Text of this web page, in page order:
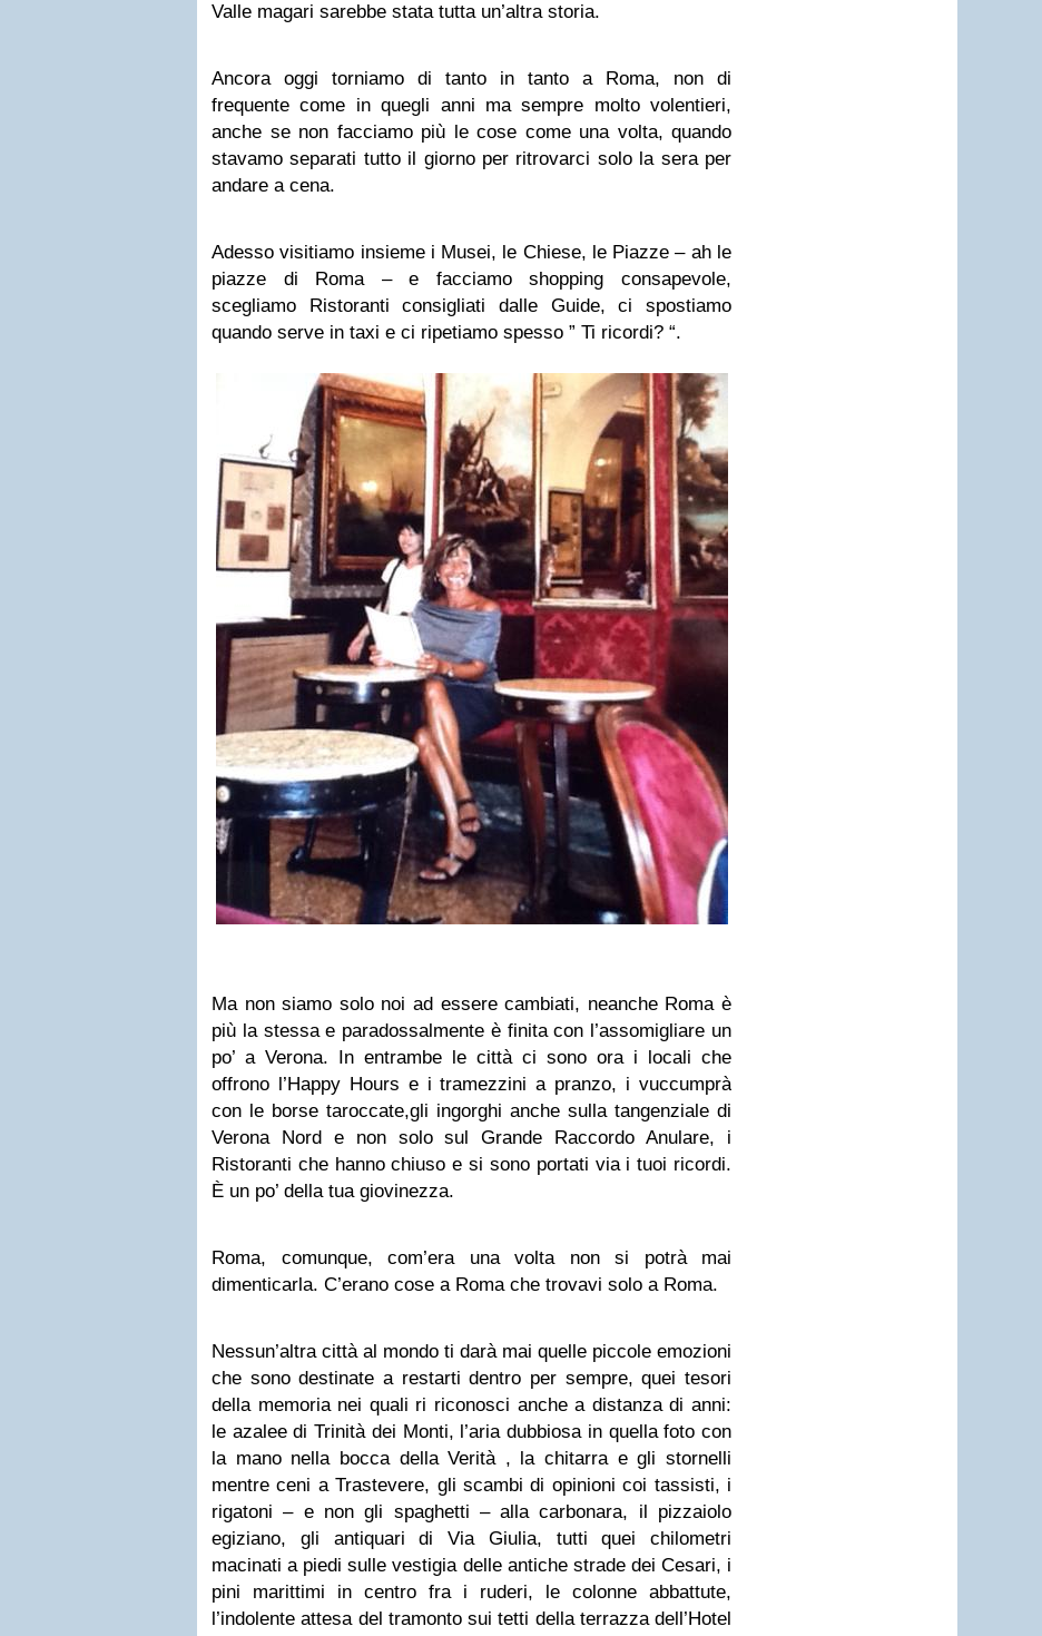
Valle magari sarebbe stata tutta un’altra storia.
Ancora oggi torniamo di tanto in tanto a Roma, non di
frequente come in quegli anni ma sempre molto volentieri,
anche se non facciamo più le cose come una volta, quando
stavamo separati tutto il giorno per ritrovarci solo la sera per
andare a cena.
Adesso visitiamo insieme i Musei, le Chiese, le Piazze – ah le
piazze di Roma – e facciamo shopping consapevole,
scegliamo Ristoranti consigliati dalle Guide, ci spostiamo
quando serve in taxi e ci ripetiamo spesso ” Ti ricordi? “.
Ma non siamo solo noi ad essere cambiati, neanche Roma è
più la stessa e paradossalmente è finita con l’assomigliare un
po’ a Verona. In entrambe le città ci sono ora i locali che
offrono l’Happy Hours e i tramezzini a pranzo, i vuccumprà
con le borse taroccate,gli ingorghi anche sulla tangenziale di
Verona Nord e non solo sul Grande Raccordo Anulare, i
Ristoranti che hanno chiuso e si sono portati via i tuoi ricordi.
È un po’ della tua giovinezza.
Roma, comunque, com’era una volta non si potrà mai
dimenticarla. C’erano cose a Roma che trovavi solo a Roma.
Nessun’altra città al mondo ti darà mai quelle piccole emozioni
che sono destinate a restarti dentro per sempre, quei tesori
della memoria nei quali ri riconosci anche a distanza di anni:
le azalee di Trinità dei Monti, l’aria dubbiosa in quella foto con
la mano nella bocca della Verità , la chitarra e gli stornelli
mentre ceni a Trastevere, gli scambi di opinioni coi tassisti, i
rigatoni – e non gli spaghetti – alla carbonara, il pizzaiolo
egiziano, gli antiquari di Via Giulia, tutti quei chilometri
macinati a piedi sulle vestigia delle antiche strade dei Cesari, i
pini marittimi in centro fra i ruderi, le colonne abbattute,
l’indolente attesa del tramonto sui tetti della terrazza dell’Hotel